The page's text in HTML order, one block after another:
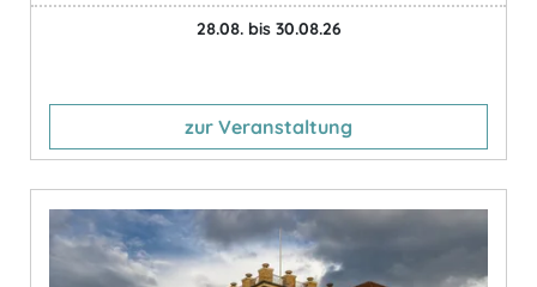
28.08. bis 30.08.26
zur Veranstaltung